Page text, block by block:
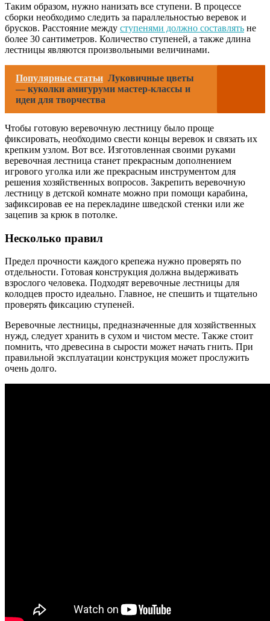
Таким образом, нужно нанизать все ступени. В процессе
сборки необходимо следить за параллельностью веревок и
брусков. Расстояние между ступенями должно составлять не
более 30 сантиметров. Количество ступеней, а также длина
лестницы являются произвольными величинами.
Популярные статьи Луковичные цветы
— куколки амигуруми мастер-классы и
идеи для творчества
Чтобы готовую веревочную лестницу было проще
фиксировать, необходимо свести концы веревок и связать их
крепким узлом. Вот все. Изготовленная своими руками
веревочная лестница станет прекрасным дополнением
игрового уголка или же прекрасным инструментом для
решения хозяйственных вопросов. Закрепить веревочную
лестницу в детской комнате можно при помощи карабина,
зафиксировав ее на перекладине шведской стенки или же
зацепив за крюк в потолке.
Несколько правил
Предел прочности каждого крепежа нужно проверять по
отдельности. Готовая конструкция должна выдерживать
взрослого человека. Подходят веревочные лестницы для
колодцев просто идеально. Главное, не спешить и тщательно
проверять фиксацию ступеней.
Веревочные лестницы, предназначенные для хозяйственных
нужд, следует хранить в сухом и чистом месте. Также стоит
помнить, что древесина в сырости может начать гнить. При
правильной эксплуатации конструкция может прослужить
очень долго.